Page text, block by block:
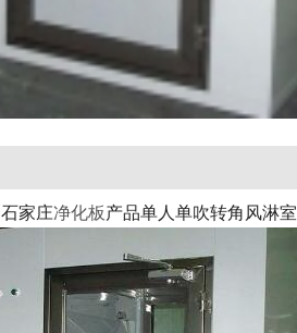
石家庄净化板产品单人单吹转角风淋室